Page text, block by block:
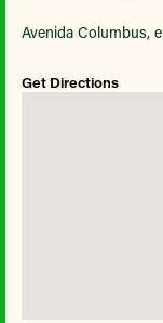
Avenida Columbus,
Get Directions